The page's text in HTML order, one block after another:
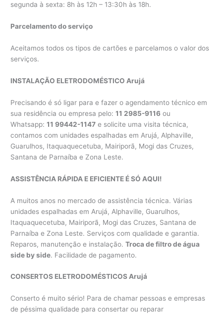
segunda à sexta: 8h às 12h – 13:30h às 18h.
Parcelamento do serviço
Aceitamos todos os tipos de cartões e parcelamos o valor dos
serviços.
INSTALAÇÃO ELETRODOMÉSTICO Arujá
Precisando é só ligar para e fazer o agendamento técnico em
sua residência ou empresa pelo:11 2985-9116 ou
Whatsapp:11 99442-1147 e solicite uma visita técnica,
contamos com unidades espalhadas em Arujá, Alphaville,
Guarulhos, Itaquaquecetuba, Mairiporã, Mogi das Cruzes,
Santana de Parnaíba e Zona Leste.
ASSISTÊNCIA RÁPIDA E EFICIENTE É SÓ AQUI!
A muitos anos no mercado de assistência técnica. Várias
unidades espalhadas em Arujá, Alphaville, Guarulhos,
Itaquaquecetuba, Mairiporã, Mogi das Cruzes, Santana de
Parnaíba e Zona Leste. Serviços com qualidade e garantia.
Reparos, manutenção e instalação.Troca de filtro de água
side by side. Facilidade de pagamento.
CONSERTOS ELETRODOMÉSTICOS Arujá
Conserto é muito sério! Para de chamar pessoas e empresas
de péssima qualidade para consertar ou reparar